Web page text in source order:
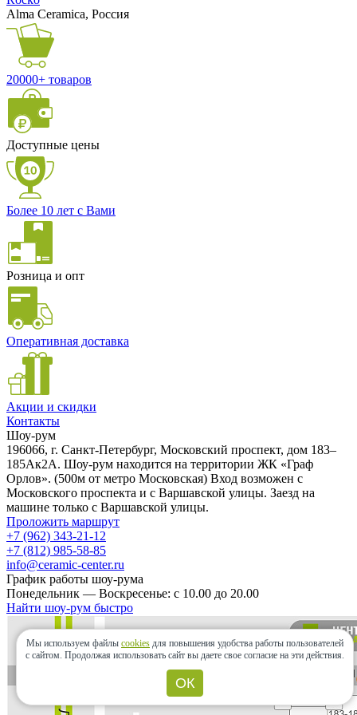
Alma Ceramica, Россия
20000+ товаров
Доступные цены
Более 10 лет с Вами
Розница и опт
Оперативная доставка
Акции и скидки
Контакты
Шоу-рум
196066, г. Санкт-Петербург, Московский проспект, дом 183–
185Ак2А. Шоу-рум находится на территории ЖК «Граф
Орлов». (500м от метро Московская) Вход возможен с
Московского проспекта и с Варшавской улицы. Заезд на
машине только с Варшавской улицы.
Проложить маршрут
+7 (962) 343-21-12
+7 (812) 985-58-85
info@ceramic-center.ru
График работы шоу-рума
Понедельник — Воскресенье: с 10.00 до 20.00
Найти шоу-рум быстро
Мы используем файлы cookies для повышения удобства работы пользователей
с сайтом. Продолжая использовать сайт вы даете свое согласие на эти действия.
ОК